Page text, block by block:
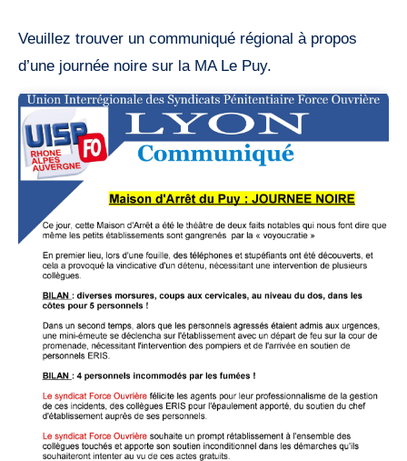
Veuillez trouver un communiqué régional à propos
d’une journée noire sur la MA Le Puy.